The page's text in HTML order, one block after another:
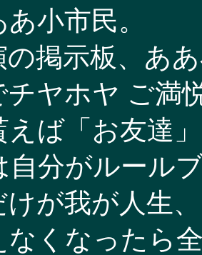
小市民。
の掲示板、あ
チヤホヤ ご満
えば「お友達
自分がルール
けが我が人生
なくなったら